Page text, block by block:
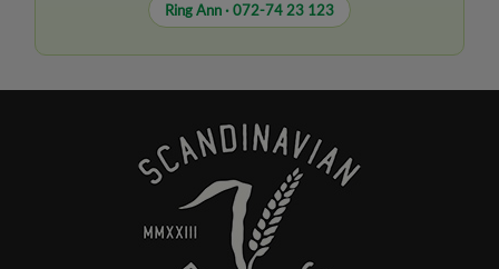
Ring Ann · 072-74 23 123